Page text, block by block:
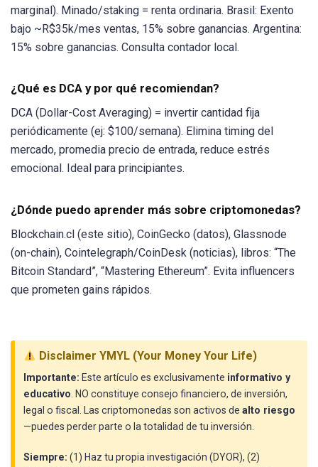
marginal). Minado/staking = renta ordinaria. Brasil: Exento
bajo ~R$35k/mes ventas, 15% sobre ganancias. Argentina:
15% sobre ganancias. Consulta contador local.
¿Qué es DCA y por qué recomiendan?
DCA (Dollar-Cost Averaging) = invertir cantidad fija
periódicamente (ej: $100/semana). Elimina timing del
mercado, promedia precio de entrada, reduce estrés
emocional. Ideal para principiantes.
¿Dónde puedo aprender más sobre criptomonedas?
Blockchain.cl (este sitio), CoinGecko (datos), Glassnode
(on-chain), Cointelegraph/CoinDesk (noticias), libros: “The
Bitcoin Standard”, “Mastering Ethereum”. Evita influencers
que prometen gains rápidos.
Disclaimer YMYL (Your Money Your Life)
Importante: Este artículo es exclusivamente informativo y
educativo . NO constituye consejo financiero, de inversión,
legal o fiscal. Las criptomonedas son activos de alto riesgo
—puedes perder parte o la totalidad de tu inversión.
Siempre: (1) Haz tu propia investigación (DYOR), (2)